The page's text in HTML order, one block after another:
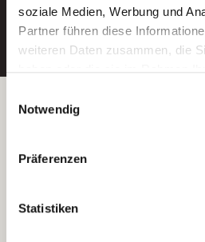
soziale Medien, Werbung und
Partner führen diese
weiteren Daten zusammen, die
Wenn Sie auf „Cookies
Sie der Speicherung sämtlicher
Ihre Einwilligung
indem Sie die Cookie-
unsererDatenschutzerklärung
Notwendig
Präferenzen
Statistiken
E-Mail-Adresse
Betreiber der Webseite
Kantstraße 45a
(Ein Tochterunternehmen des AWO
e.V.)